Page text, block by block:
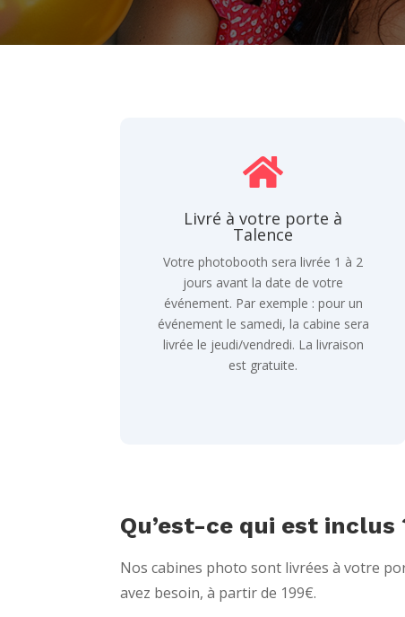

Livré à votre porte à
Talence
Votre photobooth sera livrée 1 à 2
jours avant la date de votre
événement. Par exemple : pour un
événement le samedi, la cabine sera
livrée le jeudi/vendredi. La livraison
est gratuite.
Qu’est-ce qui est inclus
Nos cabines photo sont livrées à votre
avez besoin, à partir de 199€.